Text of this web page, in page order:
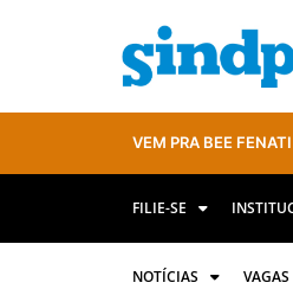
VEM PRA BEE FENATI
FILIE-SE
NOTÍCIAS VAGAS